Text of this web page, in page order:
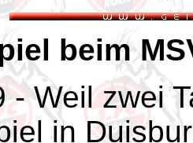
beim
- Weil zwei
in